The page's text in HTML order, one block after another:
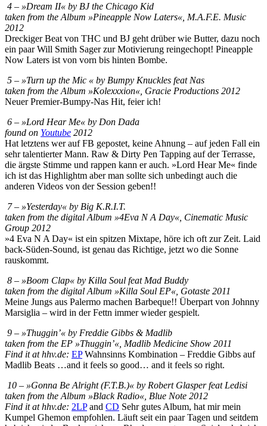
4 – »Dream II« by BJ the Chicago Kid
taken from the Album »Pineapple Now Laters«, M.A.F.E. Music
2012
Dreckiger Beat von THC und BJ geht drüber wie Butter, dazu noch
ein paar Will Smith Sager zur Motivierung reingechopt! Pineapple
Now Laters ist von vorn bis hinten Bombe.
5 – »Turn up the Mic « by Bumpy Knuckles feat Nas
taken from the Album »Kolexxxion«, Gracie Productions 2012
Neuer Premier-Bumpy-Nas Hit, feier ich!
6 – »Lord Hear Me« by Don Dada
found on Youtube 2012
Hat letztens wer auf FB gepostet, keine Ahnung – auf jeden Fall ein
sehr talentierter Mann. Raw & Dirty Pen Tapping auf der Terrasse,
die ärgste Stimme und rappen kann er auch. »Lord Hear Me« finde
ich ist das Highlightm aber man sollte sich unbedingt auch die
anderen Videos von der Session geben!!
7 – »Yesterday« by Big K.R.I.T.
taken from the digital Album »4Eva N A Day«, Cinematic Music
Group 2012
»4 Eva N A Day« ist ein spitzen Mixtape, höre ich oft zur Zeit. Laid
back-Süden-Sound, ist genau das Richtige, jetzt wo die Sonne
rauskommt.
8 – »Boom Clap« by Killa Soul feat Mad Buddy
taken from the digital Album »Killa Soul EP«, Gotaste 2011
Meine Jungs aus Palermo machen Barbeque!! Überpart von Johnny
Marsiglia – wird in der Fettn immer wieder gespielt.
9 – »Thuggin’« by Freddie Gibbs & Madlib
taken from the EP »Thuggin’«, Madlib Medicine Show 2011
Find it at hhv.de: EPWahnsinns Kombination – Freddie Gibbs auf
Madlib Beats …and it feels so good… and it feels so right.
10 – »Gonna Be Alright (F.T.B.)« by Robert Glasper feat Ledisi
taken from the Album »Black Radio«, Blue Note 2012
Find it at hhv.de: 2LPand CD Sehr gutes Album, hat mir mein
Kumpel Ghemon empfohlen. Läuft seit ein paar Tagen und seitdem